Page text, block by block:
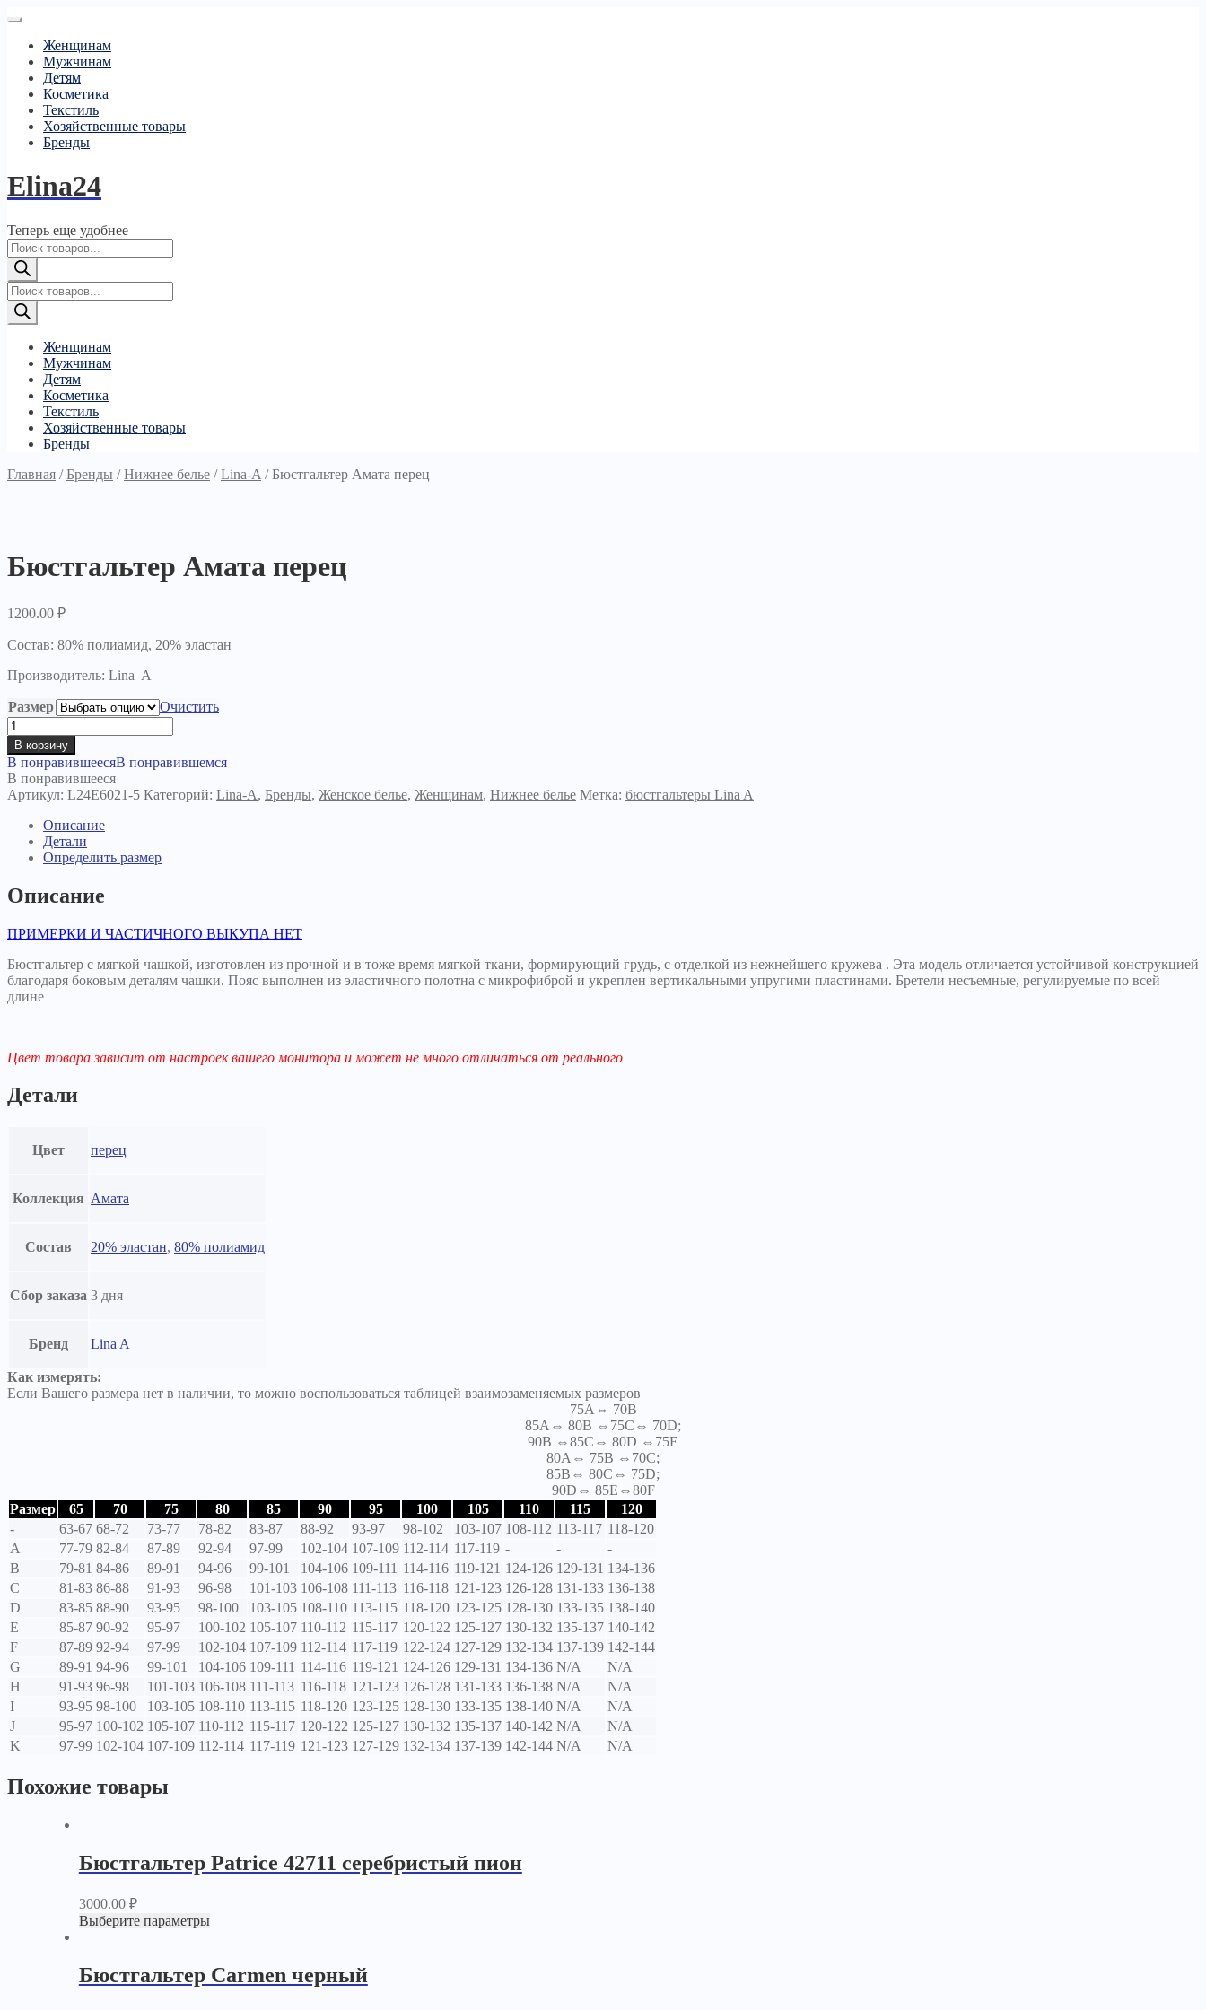
Женщинам
Мужчинам
Детям
Косметика
Текстиль
Хозяйственные товары
Бренды
Elina24
Теперь еще удобнее
Поиск
товаров
Поиск
товаров
Женщинам
Мужчинам
Детям
Косметика
Текстиль
Хозяйственные товары
Бренды
Главная /Бренды /Нижнее белье /Lina-A /Бюстгальтер Амата перец
Бюстгальтер Амата перец
1200.00 ₽
Состав: 80% полиамид, 20% эластан
Производитель: Lina A
Размер
Очистить
Количество
товара
Бюстгальтер
Амата
перец
В корзину
В понравившеесяВ понравившемся
В понравившееся
Артикул: L24E6021-5 Категорий: Lina-A, Бренды, Женское белье, Женщинам, Нижнее белье Метка: бюстгальтеры Lina A
Описание
Детали
Определить размер
Описание
ПРИМЕРКИ И ЧАСТИЧНОГО ВЫКУПА НЕТ
Бюстгальтер с мягкой чашкой, изготовлен из прочной и в тоже время мягкой ткани, формирующий грудь, с отделкой из нежнейшего кружева . Эта модель отличается устойчивой конструкцией
благодаря боковым деталям чашки. Пояс выполнен из эластичного полотна с микрофиброй и укреплен вертикальными упругими пластинами. Бретели несъемные, регулируемые по всей
длине
Цвет товара зависит от настроек вашего монитора и может не много отличаться от реального
Детали
Цвет перец
Коллекция Амата
Состав 20% эластан, 80% полиамид
Сбор заказа 3 дня
Бренд Lina A
Как измерять:
Если Вашего размера нет в наличии, то можно воспользоваться таблицей взаимозаменяемых размеров
75A⇔ 70B
85A⇔ 80B ⇔75C⇔ 70D;
90B ⇔85C⇔ 80D ⇔75E
80A⇔ 75B ⇔70C;
85B⇔ 80C⇔ 75D;
90D⇔ 85E⇔80F
Размер
65 70 75 80 85 90 95 100 105 110 115
120
-
63-67 68-72 73-77 78-82 83-87 88-92 93-97 98-102 103-107 108-112 113-117 118-120
A
77-79 82-84 87-89 92-94 97-99 102-104 107-109 112-114 117-119 - -
-
B
79-81 84-86 89-91 94-96 99-101 104-106 109-111 114-116 119-121 124-126 129-131 134-136
C
81-83 86-88 91-93 96-98 101-103 106-108 111-113 116-118 121-123 126-128 131-133 136-138
D
83-85 88-90 93-95 98-100 103-105 108-110 113-115 118-120 123-125 128-130 133-135 138-140
E
85-87 90-92 95-97 100-102 105-107 110-112 115-117 120-122 125-127 130-132 135-137 140-142
F
87-89 92-94 97-99 102-104 107-109 112-114 117-119 122-124 127-129 132-134 137-139 142-144
G
89-91 94-96 99-101 104-106 109-111 114-116 119-121 124-126 129-131 134-136 N/A
N/A
H
91-93 96-98 101-103 106-108 111-113 116-118 121-123 126-128 131-133 136-138 N/A
N/A
I
93-95 98-100 103-105 108-110 113-115 118-120 123-125 128-130 133-135 138-140 N/A
N/A
J
95-97 100-102 105-107 110-112 115-117 120-122 125-127 130-132 135-137 140-142 N/A
N/A
K
97-99 102-104 107-109 112-114 117-119 121-123 127-129 132-134 137-139 142-144 N/A N/A
Похожие товары
Бюстгальтер Patrice 42711 серебристый пион
3000.00 ₽
Выберите параметры
Бюстгальтер Carmen черный